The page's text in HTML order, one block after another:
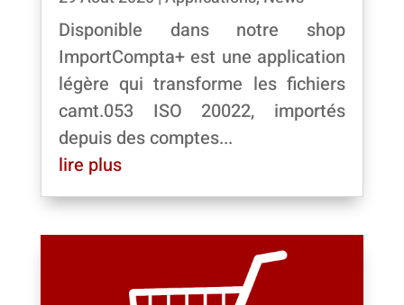
Disponible dans notre shop
ImportCompta+ est une application
légère qui transforme les fichiers
camt.053 ISO 20022, importés
depuis des comptes...
lire plus